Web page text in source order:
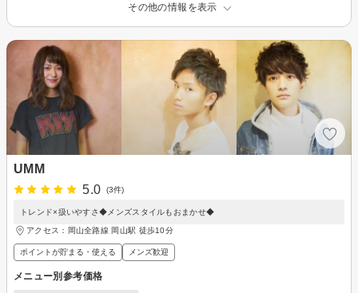
その他の情報を表示
UMM
5.0
(3件)
トレンド×扱いやすさ◆メンズスタイルもおまかせ◆
アクセス：岡山全路線 岡山駅 徒歩10分
ポイントが貯まる・使える メンズ歓迎
メニュー別参考価格